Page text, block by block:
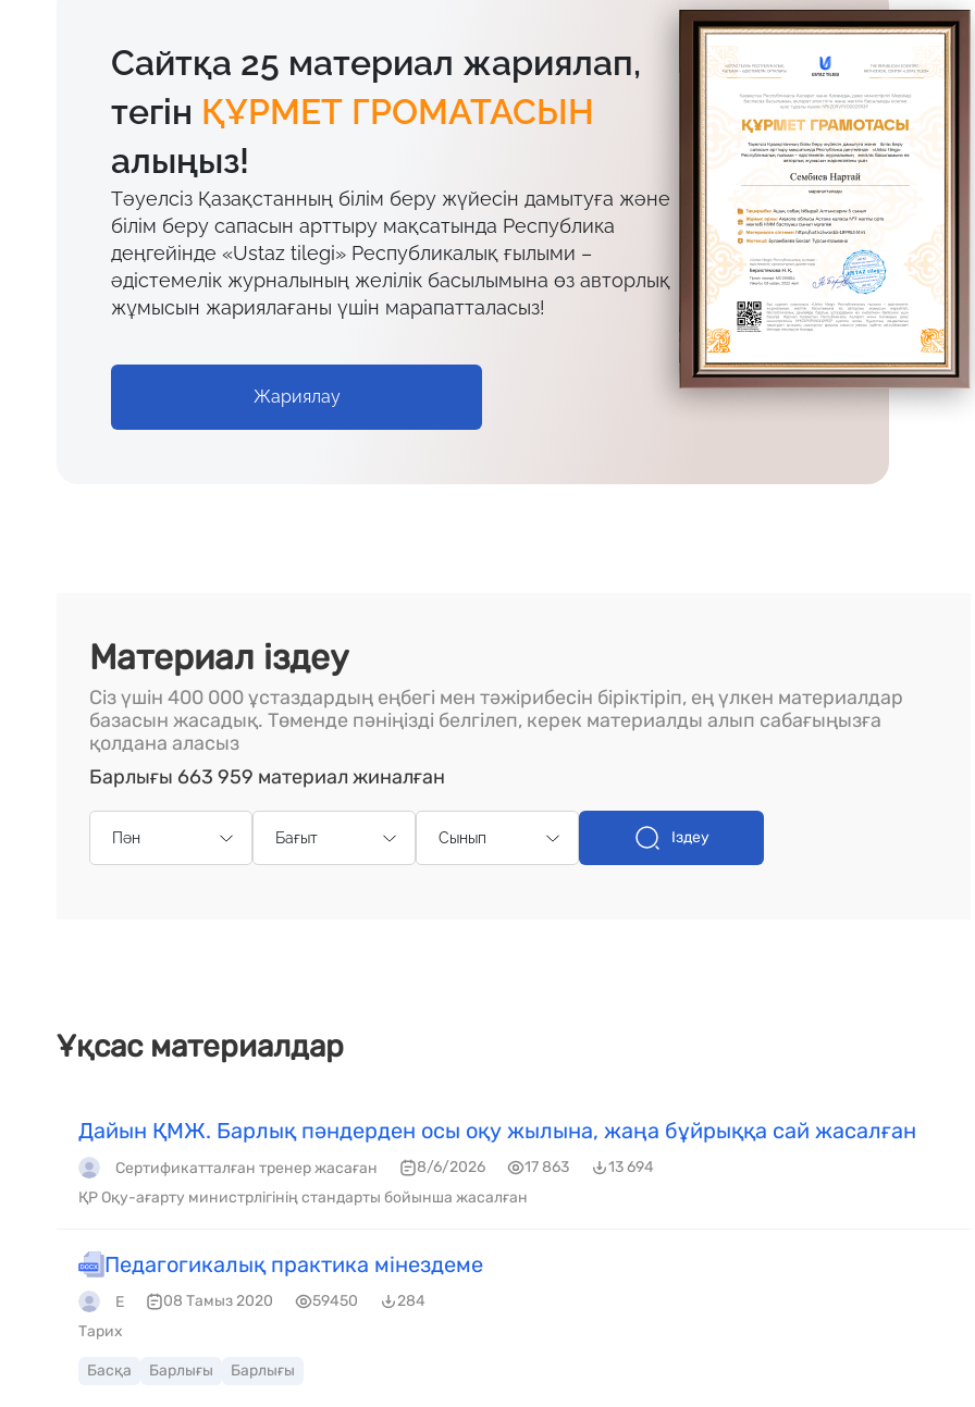
Сайтқа 25 материал жариялап,
тегін ҚҰРМЕТ ГРОМАТАСЫН
алыңыз!
Тәуелсіз Қазақстанның білім беру жүйесін дамытуға және
білім беру сапасын арттыру мақсатында Республика
деңгейінде «Ustaz tilegi» Республикалық ғылыми –
әдістемелік журналының желілік басылымына өз авторлық
жұмысын жариялағаны үшін марапатталасыз!
Жариялау
Материал іздеу
Сіз үшін 400 000 ұстаздардың еңбегі мен тәжірибесін біріктіріп, ең үлкен материалдар
базасын жасадық. Төменде пәніңізді белгілеп, керек материалды алып сабағыңызға
қолдана аласыз
Барлығы 663 959 материал жиналған
Пән Бағыт Сынып Іздеу
Ұқсас материалдар
Дайын ҚМЖ. Барлық пәндерден осы оқу жылына, жаңа бұйрыққа сай жасалған
Сертификатталған тренер жасаған 8/6/2026 17 863
13 694
ҚР Оқу-ағарту министрлігінің стандарты бойынша жасалған
Педагогикалық практика мінездеме
Е 08 Тамыз 2020 59450
284
Тарих
Басқа Барлығы Барлығы